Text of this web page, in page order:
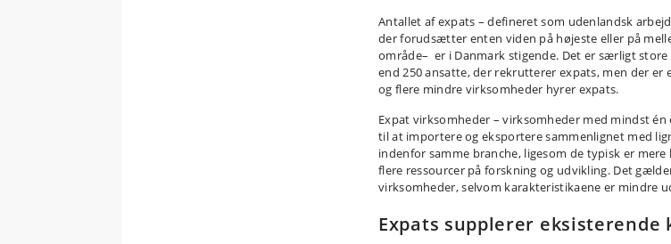
Antallet af expats – defineret som udenlandsk
der forudsætter enten viden på højeste eller på
område– er i Danmark stigende. Det er særligt
end 250 ansatte, der rekrutterer expats, men der er
og flere mindre virksomheder hyrer expats.
Expat virksomheder – virksomheder med mindst
til at importere og eksportere sammenlignet med
indenfor samme branche, ligesom de typisk er
flere ressourcer på forskning og udvikling. Det
virksomheder, selvom karakteristikaene er mindre
Expats supplerer eksisterende